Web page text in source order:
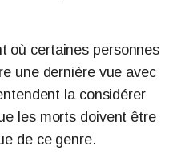
où certaines personnes
une dernière vue avec
la considérer
les morts doivent être
de ce genre.